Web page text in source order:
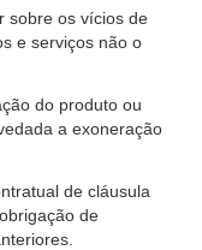
sobre os vícios de
e serviços não o
do produto ou
a exoneração
de cláusula
de